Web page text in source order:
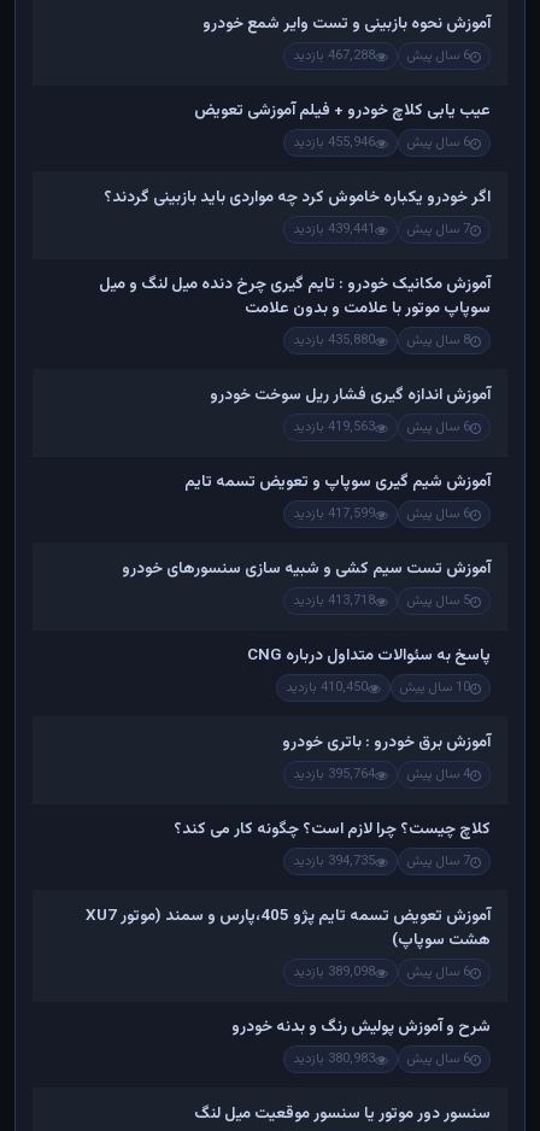
آموزش نحوه بازبینی و تست وایر شمع خودرو
6 سال پیش 467,288 بازدید
عیب یابی کلاچ خودرو + فیلم آموزشی تعویض
6 سال پیش 455,946 بازدید
اگر خودرو یکباره خاموش کرد چه مواردی باید بازبینی گردند؟
7 سال پیش 439,441 بازدید
آموزش مکانیک خودرو : تایم گیری چرخ دنده میل لنگ و میل
سوپاپ موتور با علامت و بدون علامت
8 سال پیش 435,880 بازدید
آموزش اندازه گیری فشار ریل سوخت خودرو
6 سال پیش 419,563 بازدید
آموزش شیم گیری سوپاپ و تعویض تسمه تایم
6 سال پیش 417,599 بازدید
آموزش تست سیم کشی و شبیه سازی سنسورهای خودرو
5 سال پیش 413,718 بازدید
پاسخ به سئوالات متداول درباره CNG
10 سال پیش 410,450 بازدید
آموزش برق خودرو : باتری خودرو
4 سال پیش 395,764 بازدید
کلاچ چیست؟ چرا لازم است؟ چگونه کار می کند؟
7 سال پیش 394,735 بازدید
آموزش تعویض تسمه تایم پژو 405،پارس و سمند (موتور XU7
هشت سوپاپ)
6 سال پیش 389,098 بازدید
شرح و آموزش پولیش رنگ و بدنه خودرو
6 سال پیش 380,983 بازدید
سنسور دور موتور یا سنسور موقعیت میل لنگ